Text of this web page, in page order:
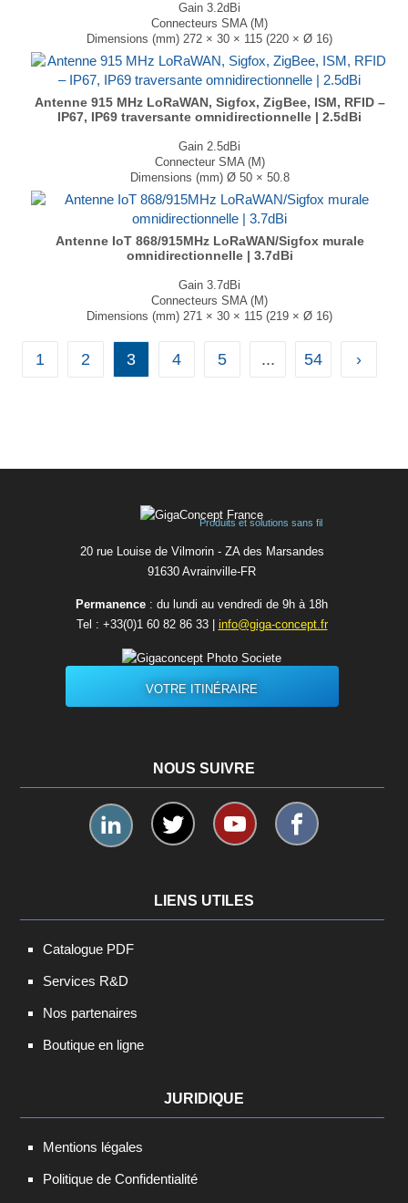
Gain 3.2dBi
Connecteurs SMA (M)
Dimensions (mm) 272 × 30 × 115 (220 × Ø 16)
T° de fonctionnement -40°C à +85°C
► Existe aussi en version 868 MHz & 915 MHz...
Antenne 915 MHz LoRaWAN, Sigfox, ZigBee, ISM, RFID –
IP67, IP69 traversante omnidirectionnelle | 2.5dBi
Gain 2.5dBi
Connecteur SMA (M)
Dimensions (mm) Ø 50 × 50.8
T° de fonctionnement -40°C à +85°C
...
Antenne IoT 868/915MHz LoRaWAN/Sigfox murale
omnidirectionnelle | 3.7dBi
Gain 3.7dBi
Connecteurs SMA (M)
Dimensions (mm) 271 × 30 × 115 (219 × Ø 16)
1 2 3 4 5 ... 54 ›
Produits et solutions sans fil
20 rue Louise de Vilmorin - ZA des Marsandes
91630 Avrainvilleㅤ-ㅤFR
Permanence : du lundi au vendredi de 9h à 18h
Tel : +33(0)1 60 82 86 33| info@giga-concept.fr
VOTRE ITINÉRAIRE
NOUS SUIVRE
LIENS UTILES
Catalogue PDF
Services R&D
Nos partenaires
Boutique en ligne
JURIDIQUE
Mentions légales
Politique de Confidentialité